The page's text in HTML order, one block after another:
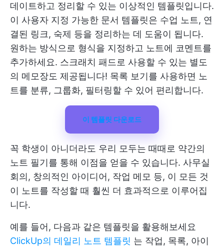
데이트하고 정리할 수 있는 이상적인 템플릿입니다.
이 사용자 지정 가능한 문서 템플릿은 수업 노트, 연
결된 링크, 숙제 등을 정리하는 데 도움이 됩니다.
원하는 방식으로 형식을 지정하고 노트에 코멘트를
추가하세요. 스크래치 패드로 사용할 수 있는 별도
의 메모장도 제공됩니다! 목록 보기를 사용하면 노
트를 분류, 그룹화, 필터링할 수 있어 편리합니다.
이 템플릿 다운로드
꼭 학생이 아니더라도 우리 모두는 때때로 약간의
노트 필기를 통해 이점을 얻을 수 있습니다. 사무실
회의, 창의적인 아이디어, 작업 메모 등, 이 모든 것
이 노트를 작성할 때 훨씬 더 효과적으로 이루어집
니다.
예를 들어, 다음과 같은 템플릿을 활용해보세요
ClickUp의 데일리 노트 템플릿 는 작업, 목록, 아이